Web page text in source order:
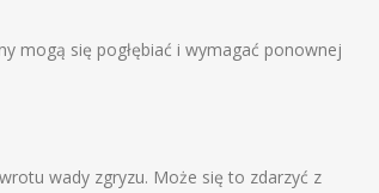
mogą się pogłębiać i wymagać ponownej
wady zgryzu. Może się to zdarzyć z